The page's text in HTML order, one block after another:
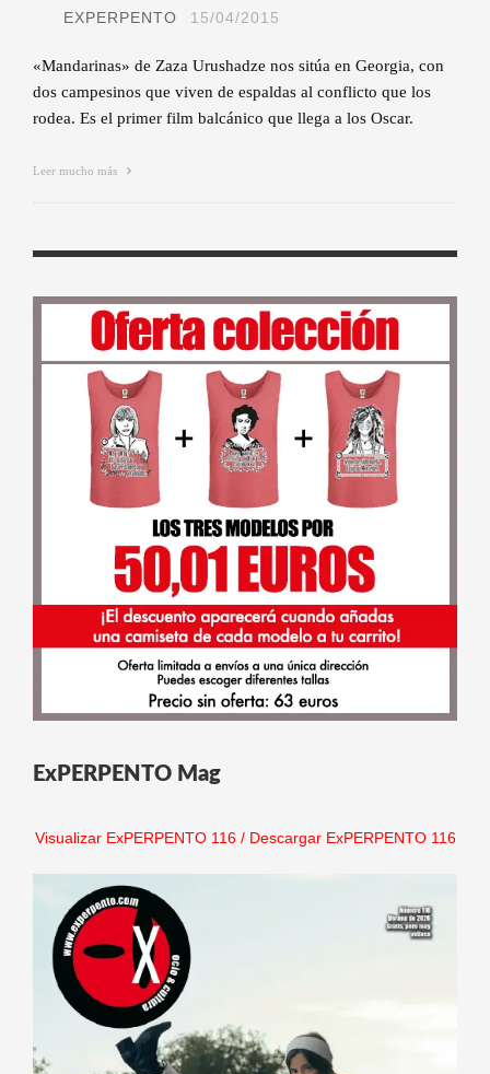
EXPERPENTO 15/04/2015
«Mandarinas» de Zaza Urushadze nos sitúa en Georgia, con
dos campesinos que viven de espaldas al conflicto que los
rodea. Es el primer film balcánico que llega a los Oscar.
Leer mucho más
ExPERPENTO Mag
Visualizar ExPERPENTO 116/ Descargar ExPERPENTO 116